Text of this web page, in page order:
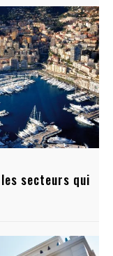
secteurs qui